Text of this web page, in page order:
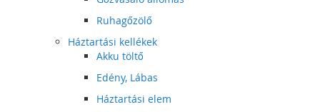
Ruhagőzölő
Háztartási kellékek
Akku töltő
Edény, Lábas
Háztartási elem